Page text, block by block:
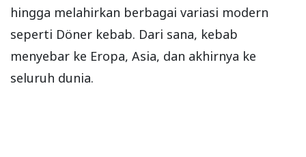
hingga melahirkan berbagai variasi modern
seperti Döner kebab. Dari sana, kebab
menyebar ke Eropa, Asia, dan akhirnya ke
seluruh dunia.